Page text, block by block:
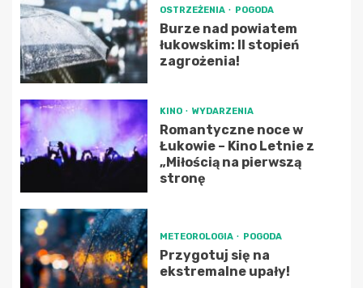
OSTRZEŻENIA POGODA
Burze nad powiatem
łukowskim: II stopień
zagrożenia!
KINO WYDARZENIA
Romantyczne noce w
Łukowie – Kino Letnie z
„Miłością na pierwszą
stronę
METEOROLOGIA POGODA
Przygotuj się na
ekstremalne upały!